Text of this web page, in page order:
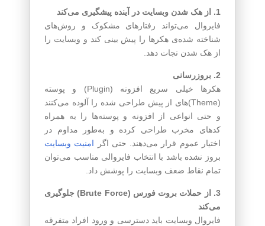
1. از هک شدن وبسایت در آینده پیشگیری می‌کند
فایروال می‌تواند رفتارهای مشکوک و روش‌های
شناخته شده‌ی هکرها را پیش بینی کند و وبسایت را
از هک شدن نجات دهد.
2. بروزرسانی
هکرها خیلی سریع افزونه (Plugin)‌ و پوسته
(Theme)های از پیش طراحی شده را آلوده می‌کنند
و حتی انواعی از افزونه و پوسته‌ها را به همراه
کدهای مخرب طراحی کرده و به‌طور مداوم در
اختیار عموم قرار می‌دهند. حتی اگر امنیت وبسایت
بروز نشده باشد با انتخاب فایروالی مناسب می‌توان
تمام نقاط ضعف وبسایت را پوشش داد.
3. از حملات بروت فورس (Brute Force) جلوگیری
می‌کند
فایروال وبسایت باید دسترسی و ورود افراد متفرقه